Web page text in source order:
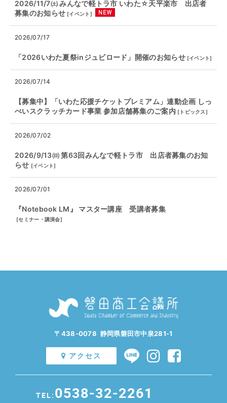
2026/11/7㈯ みんなで軽トラ市 いわた☆天平楽市 出店者
募集のお知らせ [イベント ]
2026/07/17
「2026いわた夏祭inジュビロード」開催のお知らせ [イベント]
2026/07/14
【募集中】「いわた応援チケットプレミアム」連動企画 しっ
ぺいスクラッチカード事業 参加店舗募集のご案内 [ トピックス]
2026/07/02
2026/9/13㈰ 第63回みんなで軽トラ市 出店者募集のお知
らせ [イベント]
2026/07/01
『Notebook LM』 マスター講座 受講者募集
[セミナー・講演会]
〒438-0078 静岡県磐田市中泉281-1
アクセス
TEL: 0538-32-2261